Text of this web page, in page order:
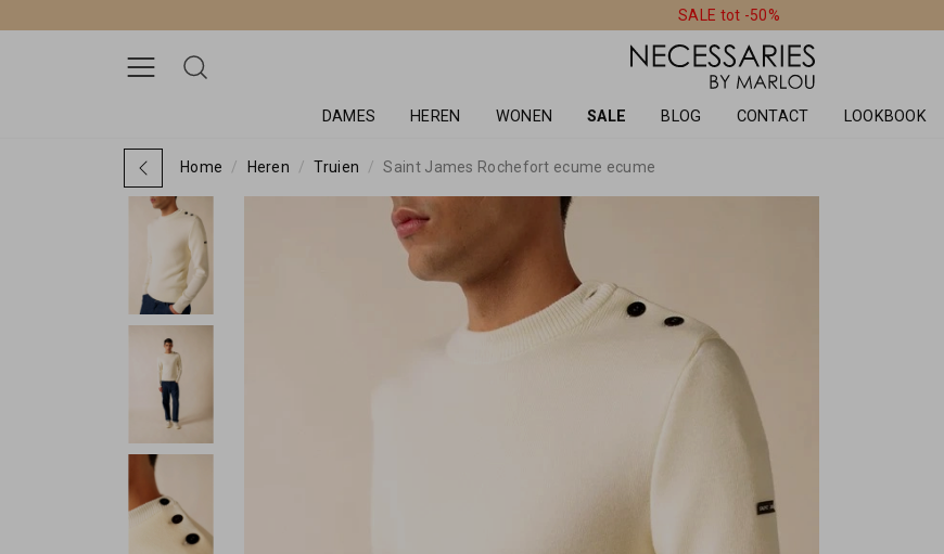
SALE tot -50%
DAMES HEREN WONEN SALE BLOG CONTACT LOOKBOOK
Home Heren Truien Saint James Rochefort ecume ecume